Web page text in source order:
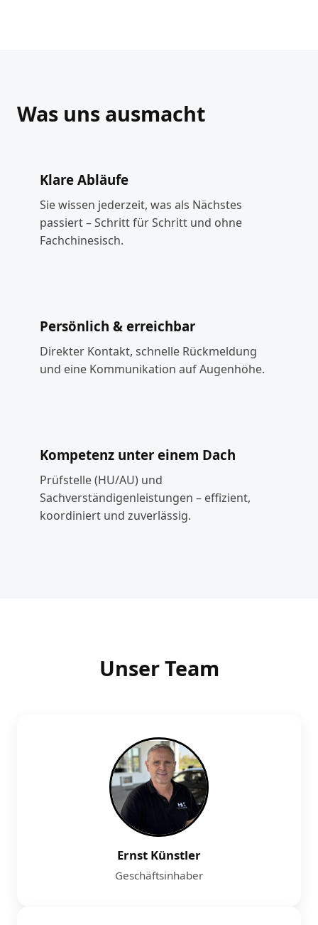
Was uns ausmacht
Klare Abläufe
Sie wissen jederzeit, was als Nächstes
passiert – Schritt für Schritt und ohne
Fachchinesisch.
Persönlich & erreichbar
Direkter Kontakt, schnelle Rückmeldung
und eine Kommunikation auf Augenhöhe.
Kompetenz unter einem Dach
Prüfstelle (HU/AU) und
Sachverständigenleistungen – effizient,
koordiniert und zuverlässig.
Unser Team
Ernst Künstler
Geschäftsinhaber